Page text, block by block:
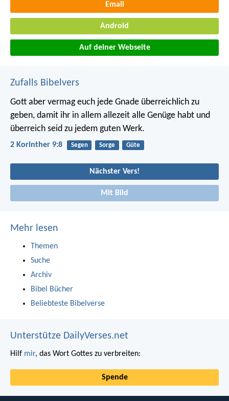
Email
Android
Auf deiner Webseite
Zufalls Bibelvers
Gott aber vermag euch jede Gnade überreichlich zu
geben, damit ihr in allem allezeit alle Genüge habt und
überreich seid zu jedem guten Werk.
2 Korinther 9:8 Segen Sorge Güte
Nächster Vers!
Mit Bild
Mehr lesen
Themen
Suche
Archiv
Bibel Bücher
Beliebteste Bibelverse
Unterstütze DailyVerses.net
Hilf mir, das Wort Gottes zu verbreiten:
Spende